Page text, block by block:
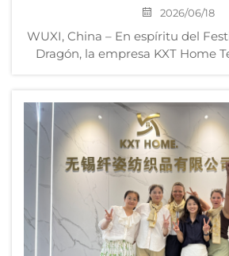
2026/06/18
WUXI, China – En espíritu del
Dragón, la empresa KXT Home
(bollos de arroz glutinoso) y
La empresa...